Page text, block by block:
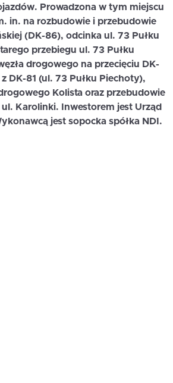
Prowadzona w tym miejscu
in. na rozbudowie i przebudowie
(DK-86), odcinka ul. 73 Pułku
przebiegu ul. 73 Pułku
drogowego na przecięciu DK-
DK-81 (ul. 73 Pułku Piechoty),
Kolista oraz przebudowie
Karolinki. Inwestorem jest Urząd
jest sopocka spółka NDI.